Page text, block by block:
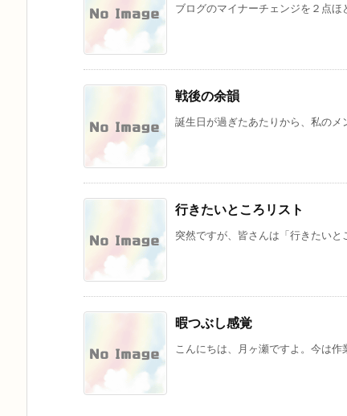
ブログのマイナーチェンジを２点
戦後の余韻
誕生日が過ぎたあたりから、私の
行きたいところリスト
突然ですが、皆さんは「行きたい
暇つぶし感覚
こんにちは、月ヶ瀬ですよ。今は